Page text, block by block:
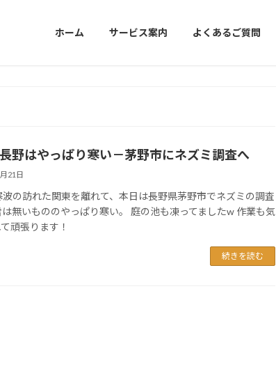
ホーム サービス案内 よくあるご質問
野はやっぱり寒い－茅野市にネズミ調査へ
21日
波の訪れた関東を離れて、本日は長野県茅野市でネズミの調査
は無いもののやっぱり寒い。 庭の池も凍ってましたw 作業も気
頑張ります！
続きを読む